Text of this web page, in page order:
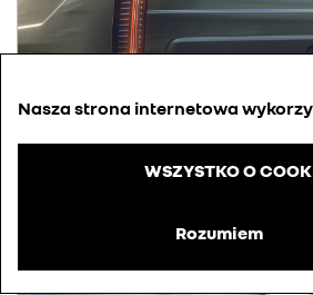
Nasza strona internetowa
WSZYSTKO O
Rozumiem